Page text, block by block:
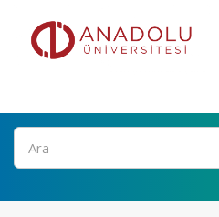
Ara